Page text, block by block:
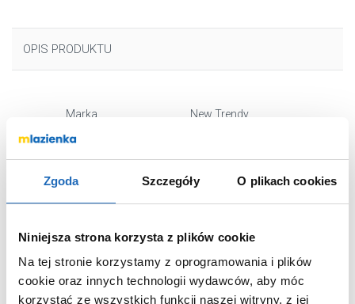
Zgoda Szczegóły O plikach cookies
Niniejsza strona korzysta z plików cookie
Na tej stronie korzystamy z oprogramowania i plików
cookie oraz innych technologii wydawców, aby móc
korzystać ze wszystkich funkcji naszej witryny, z jej
OPIS PRODUKTU
Marka
New Trendy
Seria
Nr katalogowy
EXK1972
Strona montażu
prawa, lewa,
uniwersalna
200 cm
Wypełnienie
szkło